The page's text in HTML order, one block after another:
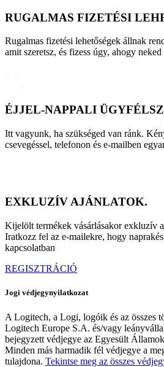
RUGALMAS FIZETÉSI
Rugalmas fizetési lehetőségek állnak
amit szeretsz, és fizess úgy, ahogy
ÉJJEL-NAPPALI
Itt vagyunk, ha szükséged van ránk.
csevegéssel, telefonon és e-mailben
EXKLUZÍV AJÁNLATOK.
Kijelölt termékek vásárlásakor exkluzív
Iratkozz fel az e-mailekre, hogy
kapcsolatban
REGISZTRÁCIÓ
Jogi védjegynyilatkozat
A Logitech, a Logi, logóik és az összes
Logitech Europe S.A. és/vagy
bejegyzett védjegye az Egyesült
Minden más harmadik fél védjegye a
tulajdona. Tekintse meg az összes